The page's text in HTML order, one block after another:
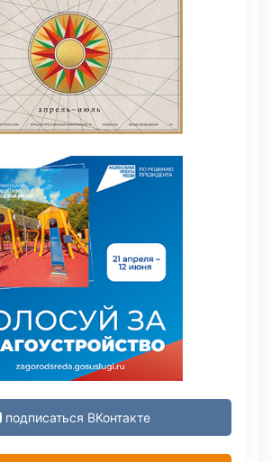
подписаться ВКонтакте